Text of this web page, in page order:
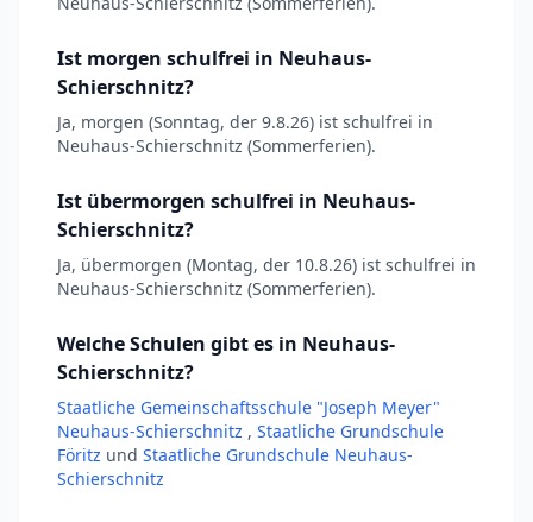
Ist morgen schulfrei in Neuhaus-
Schierschnitz?
Ja, morgen (Sonntag, der 9.8.26) ist schulfrei in
Neuhaus-Schierschnitz (Sommerferien).
Ist übermorgen schulfrei in Neuhaus-
Schierschnitz?
Ja, übermorgen (Montag, der 10.8.26) ist schulfrei in
Neuhaus-Schierschnitz (Sommerferien).
Welche Schulen gibt es in Neuhaus-
Schierschnitz?
Staatliche Gemeinschaftsschule "Joseph Meyer"
Neuhaus-Schierschnitz , Staatliche Grundschule
Föritz und Staatliche Grundschule Neuhaus-
Schierschnitz